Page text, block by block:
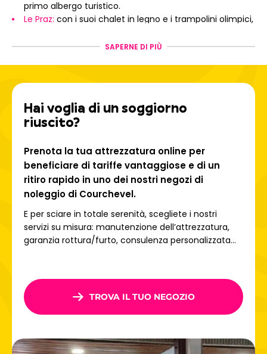
primo albergo turistico.
Le Praz: con i suoi chalet in legno e i trampolini olimpici,
l'accesso diretto alle piste. È il luogo perfetto per
Tania è un resort adatto alle famiglie e ideale per una
Courchevel Village 1550 è il cuore pulsante del resort. È
la destinazione che coniuga eleganza, lusso e fascino.
Moriond offre un ambiente ideale per sciare e godersi
l'après-ski. Atmosfera rilassata, viste panoramiche e
piste per tutti i livelli!
Courchevel 1850:resort di punta, Courchevel 1850
incarna il lusso in montagna. Chalet raffinati, ristoranti
stellati Michelin, palazzi e vita notturna chic... il tutto
sotto lo sguardo vigile della vetta del Saulire.
SAPERNE DI PIÙ
Hai voglia di un soggiorno
riuscito?
Prenota la tua attrezzatura online per
beneficiare di tariffe vantaggiose e di un
ritiro rapido in uno dei nostri negozi di
noleggio di Courchevel.
E per sciare in totale serenità, scegliete i nostri
servizi su misura: manutenzione dell’attrezzatura,
garanzia rottura/furto, consulenza personalizzata...
TROVA IL TUO NEGOZIO